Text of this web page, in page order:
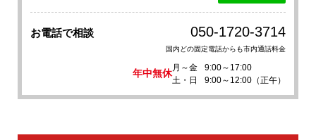
お電話で相談 050-1720-3714
国内どの固定電話からも市内通話料金
年中無休
月～金
9:00～17:00
土・日
9:00～12:00（正午）